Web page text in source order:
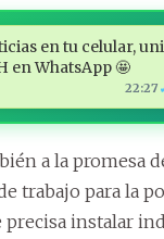
en tu celular,
en WhatsApp 🤩
22:27
a la promesa
trabajo para la
precisa instalar